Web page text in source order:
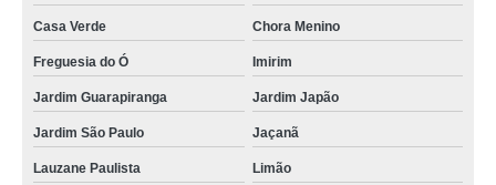
Casa Verde Chora Menino
Freguesia do Ó Imirim
Jardim Guarapiranga Jardim Japão
Jardim São Paulo Jaçanã
Lauzane Paulista Limão